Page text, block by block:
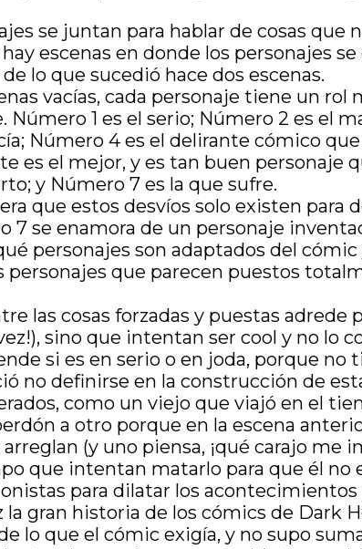
se juntan para hablar de cosas que
escenas en donde los personajes
lo que sucedió hace dos escenas.
vacías, cada personaje tiene un rol
1 es el serio; Número 2 es el
Número 4 es el delirante cómico que
es el mejor, y es tan buen personaje
y Número 7 es la que sufre.
que estos desvíos solo existen para
se enamora de un personaje
personajes son adaptados del
personajes que parecen puestos
las cosas forzadas y puestas
sino que intentan ser cool y no lo
si es en serio o en joda, porque no
no definirse en la construcción de
como un viejo que viajó en el
a otro porque en la escena
(y uno piensa, ¡qué carajo me
que intentan matarlo para que él
para dilatar los
la gran historia de los cómics de
lo que el cómic exigía, y no supo